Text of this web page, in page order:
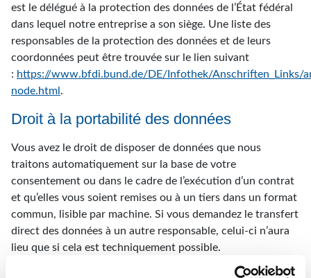
est le délégué à la protection des données de l’État fédéral
dans lequel notre entreprise a son siège. Une liste des
responsables de la protection des données et de leurs
coordonnées peut être trouvée sur le lien suivant
: https://www.bfdi.bund.de/DE/Infothek/Anschriften_Links/
node.html .
Droit à la portabilité des données
Vous avez le droit de disposer de données que nous
traitons automatiquement sur la base de votre
consentement ou dans le cadre de l’exécution d’un contrat
et qu’elles vous soient remises ou à un tiers dans un format
commun, lisible par machine. Si vous demandez le transfert
direct des données à un autre responsable, celui-ci n’aura
lieu que si cela est techniquement possible.